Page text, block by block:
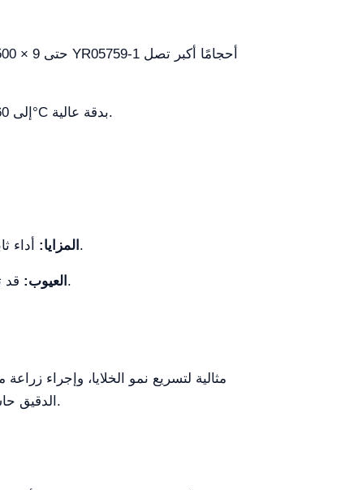
نعم، تتحكم في درجات الحرارة من RT+5°C إلى 60°C بدقة عالية.
المزايا: أداء ثابت باستخدام تكنولوجيا المحرك بلا فرش، سعة القوارير المرنة مع رفوف عالمية، وضبط دقيق للحرارة والسرعة.
العيوب: قد تتطلب النماذج الأكبر حجماً مساحة إضافية في المختبر؛ قد تكون الإعدادات الأولية معقدة للمستخدمين لأول مرة.
الدقيق حاسم في التجارب التي تتطلب شروط بيئية محددة، مما يجعلها لا غنى عنها في الدراسات العلمية واختبارات الإنتاج.